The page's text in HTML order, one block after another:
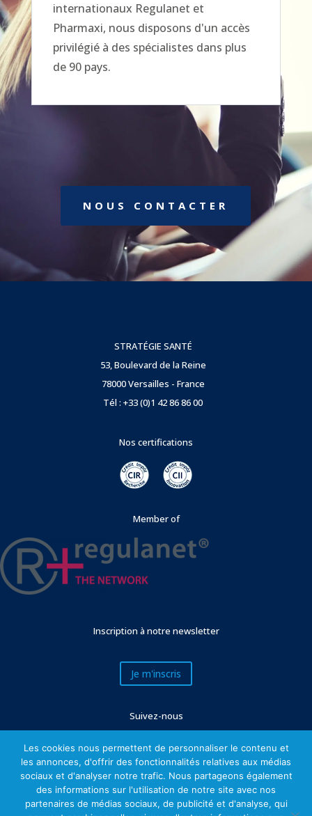
internationaux Regulanet et
Pharmaxi, nous disposons d'un accès
privilégié à des spécialistes dans plus
de 90 pays.
NOUS CONTACTER
STRATÉGIE SANTÉ
53, Boulevard de la Reine
78000 Versailles - France
Tél : +33 (0)1 42 86 86 00
Nos certifications
Member of
Inscription à notre newsletter
Je m'inscris
Suivez-nous
Les cookies nous permettent de personnaliser le contenu et
les annonces, d'offrir des fonctionnalités relatives aux médias
sociaux et d'analyser notre trafic. Nous partageons également
des informations sur l'utilisation de notre site avec nos
partenaires de médias sociaux, de publicité et d'analyse, qui